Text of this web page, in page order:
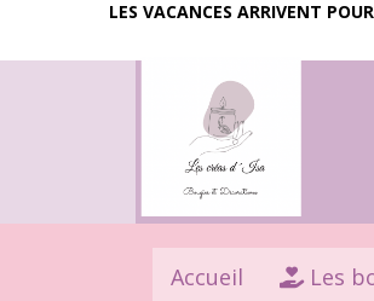
LES VACANCES ARRIVENT
Accueil Les